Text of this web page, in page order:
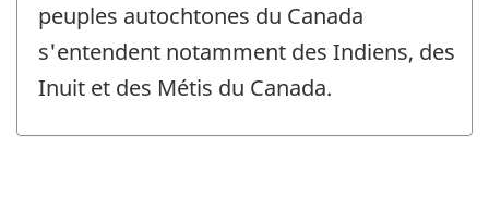
peuples autochtones du Canada
s'entendent notamment des Indiens, des
Inuit et des Métis du Canada.